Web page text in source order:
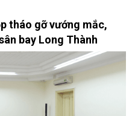
tháo gỡ vướng mắc,
bay Long Thành